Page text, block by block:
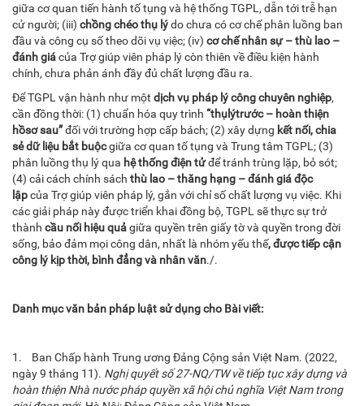
giữa cơ quan tiến hành tố tụng và hệ thống TGPL, dẫn tới trễ hạn
cử người; (iii) chồng chéo thụ lýdo chưa có cơ chế phân luồng ban
đầu và công cụ số theo dõi vụ việc; (iv) cơ chế nhân sự – thù lao –
đánh giácủa Trợ giúp viên pháp lý còn thiên về điều kiện hành
chính, chưa phản ánh đầy đủ chất lượng đầu ra.
Để TGPL vận hành như một dịch vụ pháp lý công chuyên nghiệp,
cần đồng thời: (1) chuẩn hóa quy trình “thụlýtrước – hoàn thiện
hồsơsau”đối với trường hợp cấp bách; (2) xây dựng kết nối, chia
sẻ dữ liệu bắt buộcgiữa cơ quan tố tụng và Trung tâm TGPL; (3)
phân luồng thụ lý qua hệ thống điện tửđể tránh trùng lặp, bỏ sót;
(4) cải cách chính sách thù lao – thăng hạng – đánh giá độc
lậpcủa Trợ giúp viên pháp lý, gắn với chỉ số chất lượng vụ việc. Khi
các giải pháp này được triển khai đồng bộ, TGPL sẽ thực sự trở
thành cầu nối hiệu quảgiữa quyền trên giấy tờ và quyền trong đời
sống, bảo đảm mọi công dân, nhất là nhóm yếu thế,được tiếp cận
công lý kịp thời, bình đẳng và nhân văn./.
Danh mục văn bản pháp luật sử dụng cho Bài viết:
1. Ban Chấp hành Trung ương Đảng Cộng sản Việt Nam. (2022,
ngày 9 tháng 11). Nghị quyết số 27-NQ/TW về tiếp tục xây dựng và
hoàn thiện Nhà nước pháp quyền xã hội chủ nghĩa Việt Nam trong